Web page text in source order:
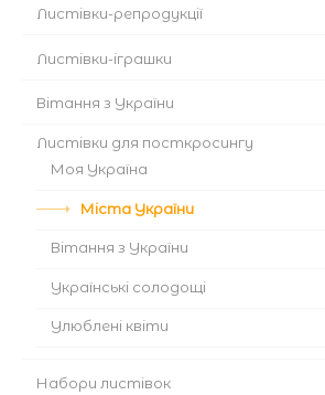
Листівки-репродукції
Листівки-іграшки
Вітання з України
Листівки для посткросингу
Моя Україна
Міста України
Вітання з України
Українські солодощі
Улюблені квіти
Набори листівок